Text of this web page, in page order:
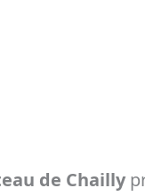
de Chailly